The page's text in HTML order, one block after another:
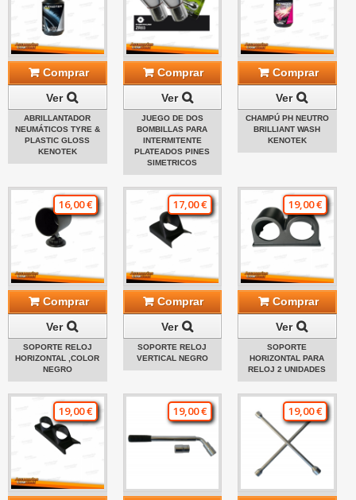
Comprar
Ver
ABRILLANTADOR
NEUMÁTICOS TYRE &
PLASTIC GLOSS
KENOTEK
Comprar
Ver
JUEGO DE DOS
BOMBILLAS PARA
INTERMITENTE
PLATEADOS PINES
SIMETRICOS
Comprar
Ver
CHAMPÚ PH NEUTRO
BRILLIANT WASH
KENOTEK
16,00 €
Comprar
Ver
SOPORTE RELOJ
HORIZONTAL ,COLOR
NEGRO
17,00 €
Comprar
Ver
SOPORTE RELOJ
VERTICAL NEGRO
19,00 €
Comprar
Ver
SOPORTE
HORIZONTAL PARA
RELOJ 2 UNIDADES
19,00 € 19,00 € 19,00 €